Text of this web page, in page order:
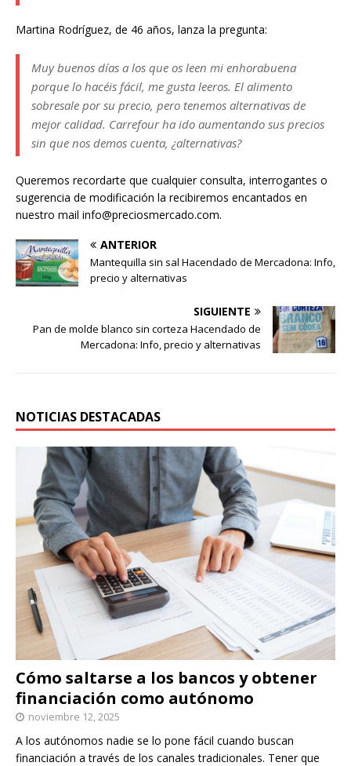
Martina Rodríguez, de 46 años, lanza la pregunta:
Muy buenos días a los que os leen mi enhorabuena
porque lo hacéis fácil, me gusta leeros. El alimento
sobresale por su precio, pero tenemos alternativas de
mejor calidad. Carrefour ha ido aumentando sus precios
sin que nos demos cuenta, ¿alternativas?
Queremos recordarte que cualquier consulta, interrogantes o
sugerencia de modificación la recibiremos encantados en
nuestro mail info@preciosmercado.com.
ANTERIOR
Mantequilla sin sal Hacendado de Mercadona: Info,
precio y alternativas
SIGUIENTE
Pan de molde blanco sin corteza Hacendado de
Mercadona: Info, precio y alternativas
NOTICIAS DESTACADAS
Cómo saltarse a los bancos y obtener
financiación como autónomo
noviembre 12, 2025
A los autónomos nadie se lo pone fácil cuando buscan
financiación a través de los canales tradicionales. Tener que